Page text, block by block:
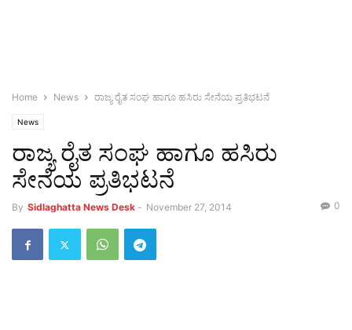
Home News ರಾಜ್ಯ ರೈತ ಸಂಘ ಹಾಗೂ ಹಸಿರು ಸೇನೆಯ ಪ್ರತಿಭಟನೆ
News
ರಾಜ್ಯ ರೈತ ಸಂಘ ಹಾಗೂ ಹಸಿರು
ಸೇನೆಯ ಪ್ರತಿಭಟನೆ
By Sidlaghatta News Desk - November 27, 2014 0